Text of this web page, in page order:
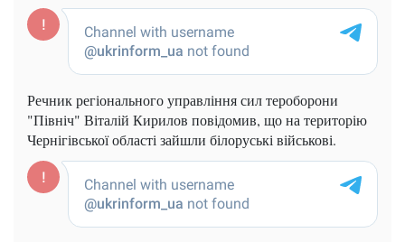
Речник регіонального управління сил тероборони
"Північ" Віталій Кирилов повідомив, що на територію
Чернігівської області зайшли білоруські військові.